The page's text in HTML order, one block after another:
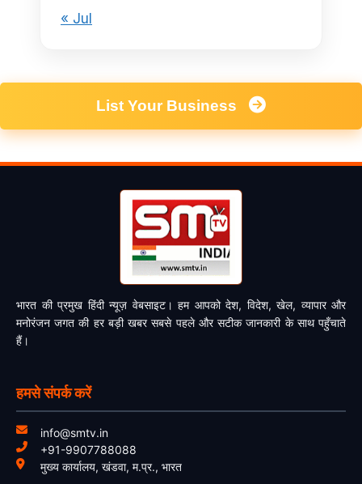
« Jul
List Your Business
भारत की प्रमुख हिंदी न्यूज़ वेबसाइट। हम आपको देश, विदेश, खेल, व्यापार और
मनोरंजन जगत की हर बड़ी खबर सबसे पहले और सटीक जानकारी के साथ पहुँचाते
हैं।
हमसे संपर्क करें
info@smtv.in
+91-9907788088
मुख्य कार्यालय, खंडवा, म.प्र., भारत